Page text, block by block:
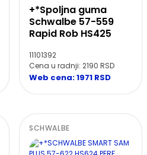
+*Spoljna guma
Schwalbe 57-559
Rapid Rob HS425
11101392
Cena u radnji: 2190 RSD
Web cena: 1971 RSD
SCHWALBE